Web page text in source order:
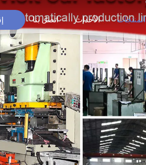
المنتجات الأحداث اتصل بنا